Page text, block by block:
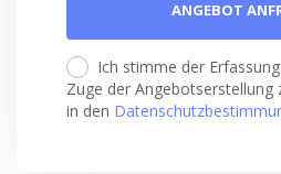
Ich stimme der
Zuge der Angebotserstellung
in den